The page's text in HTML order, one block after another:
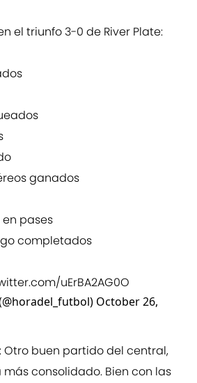
el triunfo 3-0 de River Plate:
ganados
pases
completados
uErBA2AG0O
October 26,
Otro buen partido del central,
consolidado. Bien con las